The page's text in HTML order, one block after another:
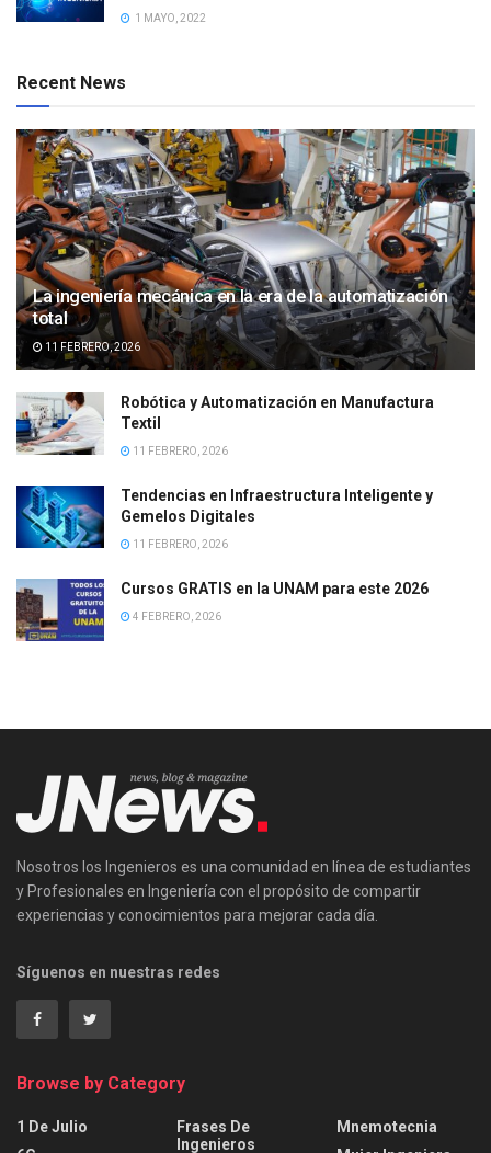
1 MAYO, 2022
Recent News
La ingeniería mecánica en la era de la automatización
total
11 FEBRERO, 2026
Robótica y Automatización en Manufactura
Textil
11 FEBRERO, 2026
Tendencias en Infraestructura Inteligente y
Gemelos Digitales
11 FEBRERO, 2026
Cursos GRATIS en la UNAM para este 2026
4 FEBRERO, 2026
Nosotros los Ingenieros es una comunidad en línea de estudiantes
y Profesionales en Ingeniería con el propósito de compartir
experiencias y conocimientos para mejorar cada día.
Síguenos en nuestras redes
Browse by Category
1 De Julio
Frases De
Ingenieros
Mnemotecnia